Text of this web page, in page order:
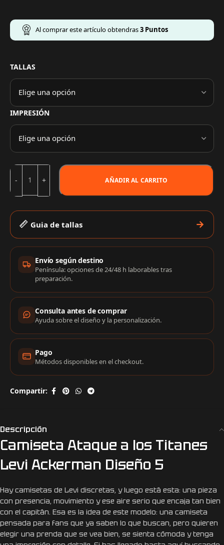
Al comprar este artículo obtendras3 Puntos
TALLAS
IMPRESIÓN
AÑADIR AL CARRITO
Guia de tallas
Información de compra
Envío según destino
Península: opciones de 24/48 h laborables tras
preparación.
Consulta antes de comprar
Ayuda sobre el diseño y la personalización.
Pago
Métodos disponibles en el checkout.
Compartir:
Descripción
Camiseta Ataque a los Titanes
Levi Ackerman Diseño 5
Hay camisetas de Levi discretas, y luego está esta: una pieza
con presencia, movimiento y ese aire serio que encaja tan bien
con el capitán. Esa es la idea de este modelo: una camiseta
pensada para fans que ya saben lo que buscan, pero quieren
elegir una prenda que se vea bien, se sienta cómoda y tenga